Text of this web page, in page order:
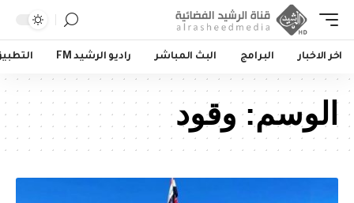
اخر الاخبار البرامج البث المباشر راديو الرشيد FM
الوسم:وقود